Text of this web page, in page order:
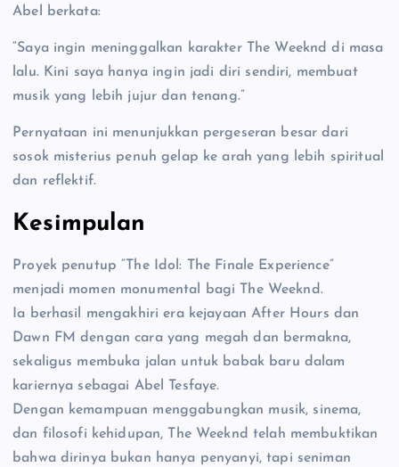
Abel berkata:
“Saya ingin meninggalkan karakter The Weeknd di masa
lalu. Kini saya hanya ingin jadi diri sendiri, membuat
musik yang lebih jujur dan tenang.”
Pernyataan ini menunjukkan pergeseran besar dari
sosok misterius penuh gelap ke arah yang lebih spiritual
dan reflektif.
Kesimpulan
Proyek penutup “The Idol: The Finale Experience”
menjadi momen monumental bagi The Weeknd.
Ia berhasil mengakhiri era kejayaan After Hours dan
Dawn FM dengan cara yang megah dan bermakna,
sekaligus membuka jalan untuk babak baru dalam
kariernya sebagai Abel Tesfaye.
Dengan kemampuan menggabungkan musik, sinema,
dan filosofi kehidupan, The Weeknd telah membuktikan
bahwa dirinya bukan hanya penyanyi, tapi seniman